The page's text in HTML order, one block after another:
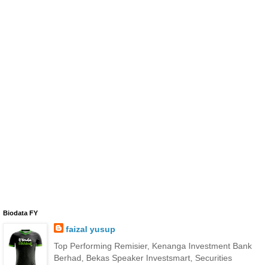
Biodata FY
faizal yusup
Top Performing Remisier, Kenanga Investment Bank
Berhad, Bekas Speaker Investsmart, Securities